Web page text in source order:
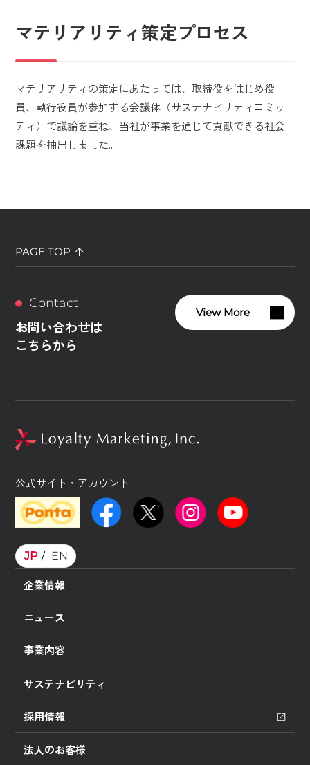
マテリアリティ策定プロセス
マテリアリティの策定にあたっては、取締役をはじめ役
員、執行役員が参加する会議体（サステナビリティコミッ
ティ）で議論を重ね、当社が事業を通じて貢献できる社会
課題を抽出しました。
PAGE TOP
Contact
お問い合わせは
こちらから
View More
公式サイト・アカウント
JP EN
企業情報
ニュース
事業内容
サステナビリティ
採用情報
法人のお客様